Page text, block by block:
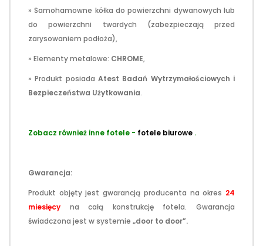
» Samohamowne kółka do powierzchni dywanowych lub
do powierzchni twardych (zabezpieczają przed
zarysowaniem podłoża),
» Elementy metalowe: CHROME,
» Produkt posiada Atest Badań Wytrzymałościowych i
Bezpieczeństwa Użytkowania.
Zobacz również inne fotele - fotele biurowe .
Gwarancja:
Produkt objęty jest gwarancją producenta na okres 24
miesięcy na całą konstrukcję fotela. Gwarancja
świadczona jest w systemie „door to door”.